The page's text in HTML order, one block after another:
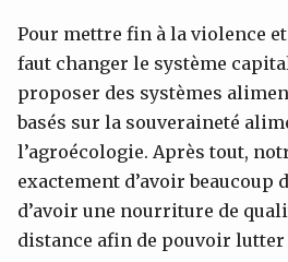
Pour mettre fin à la violence
faut changer le système
proposer des systèmes
basés sur la souveraineté
l’agroécologie. Après tout,
exactement d’avoir beaucoup
d’avoir une nourriture de
distance afin de pouvoir